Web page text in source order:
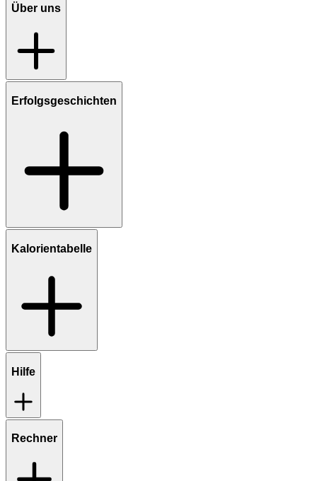
Über uns
Erfolgsgeschichten
Kalorientabelle
Hilfe
Rechner